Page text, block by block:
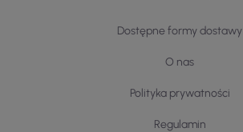
Dostępne formy dostawy
O nas
Polityka prywatności
Regulamin